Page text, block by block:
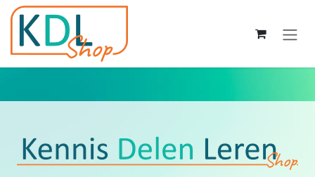
Skip to Content